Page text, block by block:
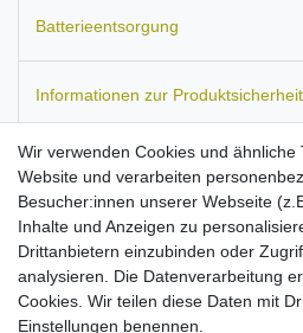
Batterieentsorgung
Informationen zur Produktsicherheit
passend fürMotorola Accompli 008,
L7089, Timeport P7389, Timeport
StarTac 70, StarTac 85, StarTac 110,
V50, V51, V100, V3688, V3690,
Modelle: CLA9000.
Wir verwenden Cookies und
Website und verarbeiten
Besucher:innen unserer Webseite
Inhalte und Anzeigen zu
Drittanbietern einzubinden oder
analysieren. Die Datenverarbeitung
Cookies. Wir teilen diese Daten mit
Einstellungen benennen.